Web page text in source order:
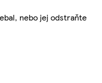
nebo jej odstraňte